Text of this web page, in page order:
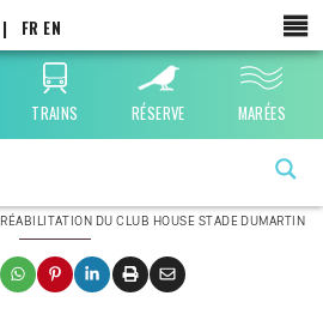
| FR EN
TRAINS RÉSERVE MARÉES
RÉABILITATION DU CLUB HOUSE STADE DUMARTIN